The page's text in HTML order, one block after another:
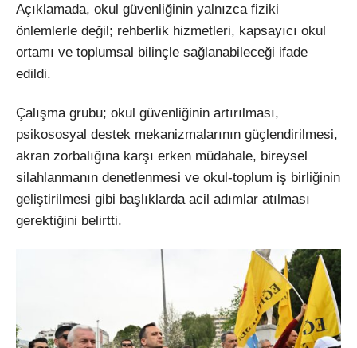
Açıklamada, okul güvenliğinin yalnızca fiziki
önlemlerle değil; rehberlik hizmetleri, kapsayıcı okul
ortamı ve toplumsal bilinçle sağlanabileceği ifade
edildi.
Çalışma grubu; okul güvenliğinin artırılması,
psikososyal destek mekanizmalarının güçlendirilmesi,
akran zorbalığına karşı erken müdahale, bireysel
silahlanmanın denetlenmesi ve okul-toplum iş birliğinin
geliştirilmesi gibi başlıklarda acil adımlar atılması
gerektiğini belirtti.